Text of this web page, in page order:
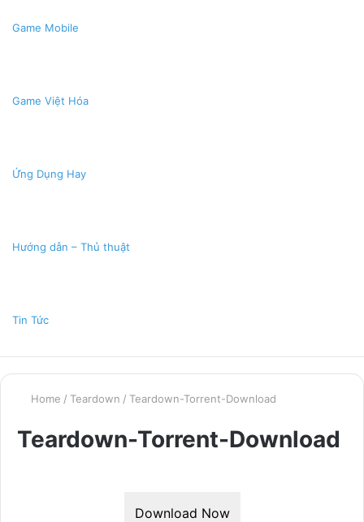
Game Mobile
Game Việt Hóa
Ứng Dụng Hay
Hướng dẫn – Thủ thuật
Tin Tức
Home / Teardown / Teardown-Torrent-Download
Teardown-Torrent-Download
Download Now